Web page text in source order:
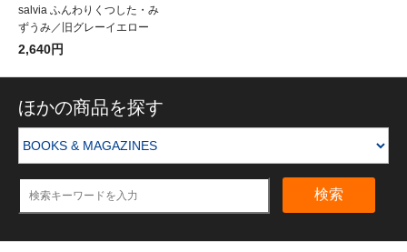
salvia ふんわりくつした・み
ずうみ／旧グレーイエロー
2,640円
ほかの商品を探す
検索